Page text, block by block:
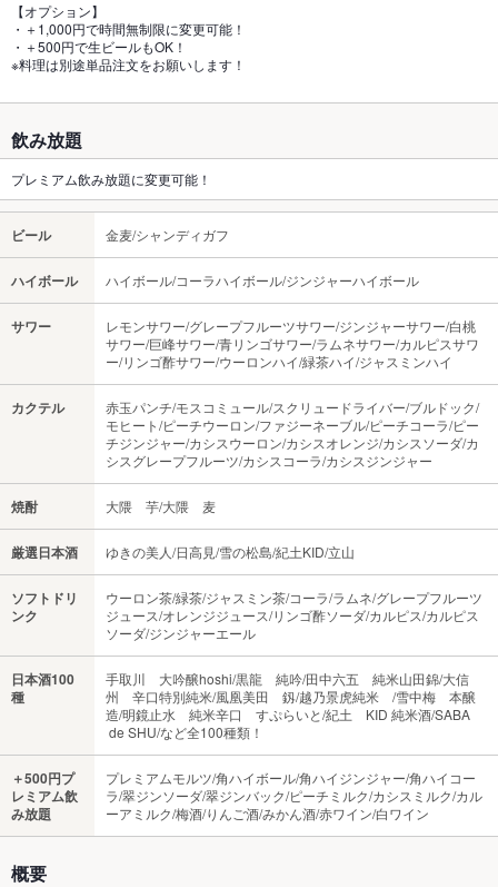
【オプション】
・＋1,000円で時間無制限に変更可能！
・＋500円で生ビールもOK！
※料理は別途単品注文をお願いします！
飲み放題
プレミアム飲み放題に変更可能！
ビール 金麦/シャンディガフ
ハイボール ハイボール/コーラハイボール/ジンジャーハイボール
サワー
レモンサワー/グレープフルーツサワー/ジンジャーサワー/白桃
サワー/巨峰サワー/青リンゴサワー/ラムネサワー/カルピスサワ
ー/リンゴ酢サワー/ウーロンハイ/緑茶ハイ/ジャスミンハイ
カクテル
赤玉パンチ/モスコミュール/スクリュードライバー/ブルドック/
モヒート/ピーチウーロン/ファジーネーブル/ピーチコーラ/ピー
チジンジャー/カシスウーロン/カシスオレンジ/カシスソーダ/カ
シスグレープフルーツ/カシスコーラ/カシスジンジャー
焼酎 大隈 芋/大隈 麦
厳選日本酒 ゆきの美人/日高見/雪の松島/紀土KID/立山
ソフトドリ
ンク
ウーロン茶/緑茶/ジャスミン茶/コーラ/ラムネ/グレープフルーツ
ジュース/オレンジジュース/リンゴ酢ソーダ/カルピス/カルピス
ソーダ/ジンジャーエール
日本酒100
種
手取川 大吟醸hoshi/黒龍 純吟/田中六五 純米山田錦/大信
州 辛口特別純米/風凰美田 釼/越乃景虎純米 /雪中梅 本醸
造/明鏡止水 純米辛口 すぷらいと/紀土 KID 純米酒/SABA
de SHU/など全100種類！
＋500円プ
レミアム飲
み放題
プレミアムモルツ/角ハイボール/角ハイジンジャー/角ハイコー
ラ/翠ジンソーダ/翠ジンバック/ピーチミルク/カシスミルク/カル
ーアミルク/梅酒/りんご酒/みかん酒/赤ワイン/白ワイン
概要